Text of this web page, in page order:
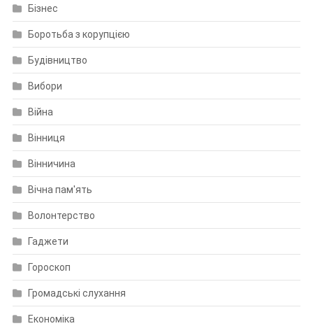
Бізнес
Боротьба з корупцією
Будівництво
Вибори
Війна
Вінниця
Вінничина
Вічна пам'ять
Волонтерство
Гаджети
Гороскоп
Громадські слухання
Економіка